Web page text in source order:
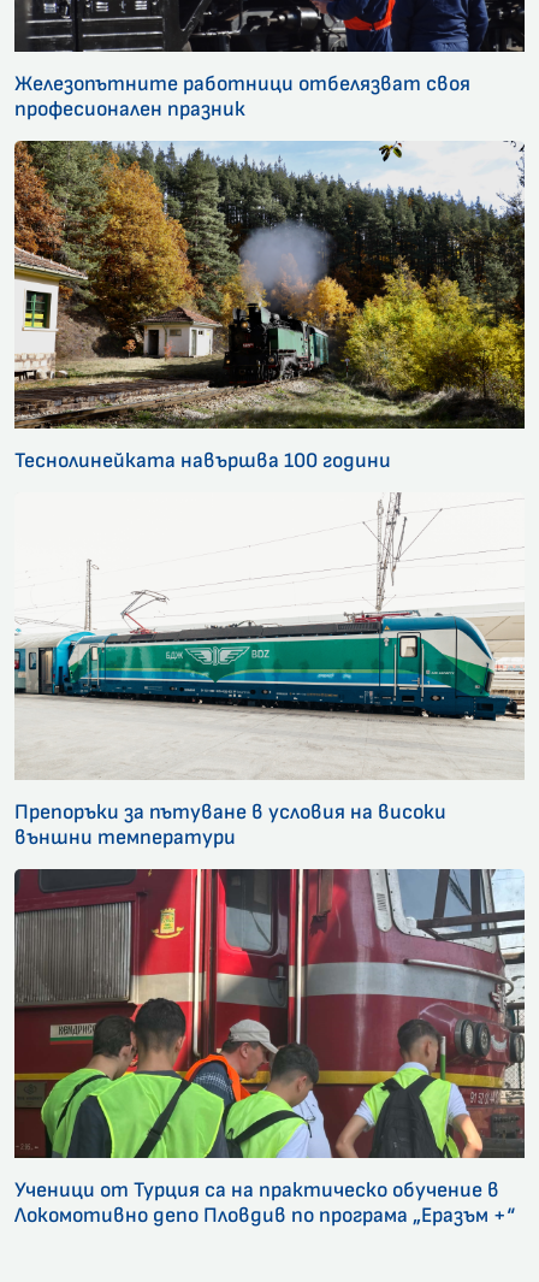
Железопътните работници отбелязват своя
професионален празник
Теснолинейката навършва 100 години
Препоръки за пътуване в условия на високи
външни температури
Ученици от Турция са на практическо обучение в
Локомотивно депо Пловдив по програма „Еразъм +“